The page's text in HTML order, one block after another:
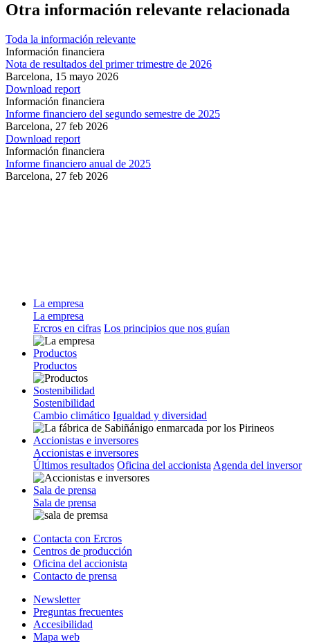
Otra información relevante relacionada
Toda la información relevante
Información financiera
Nota de resultados del primer trimestre de 2026
Barcelona, 15 mayo 2026
Download report
Información financiera
Informe financiero del segundo semestre de 2025
Barcelona, 27 feb 2026
Download report
Información financiera
Informe financiero anual de 2025
Barcelona, 27 feb 2026
La empresa
La empresa
Ercros en cifras Los principios que nos guían
Productos
Productos
Sostenibilidad
Sostenibilidad
Cambio climático Igualdad y diversidad
Accionistas e inversores
Accionistas e inversores
Últimos resultados Oficina del accionistaAgenda del inversor
Sala de prensa
Sala de prensa
Contacta con Ercros
Centros de producción
Oficina del accionista
Contacto de prensa
Newsletter
Preguntas frecuentes
Accesibilidad
Mapa web